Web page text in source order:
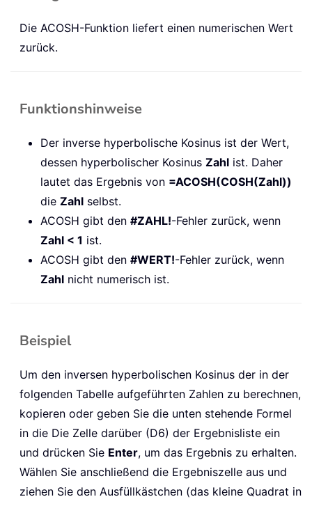
Die ACOSH-Funktion liefert einen numerischen Wert
zurück.
Funktionshinweise
Der inverse hyperbolische Kosinus ist der Wert,
dessen hyperbolischer Kosinus Zahl ist. Daher
lautet das Ergebnis von =ACOSH(COSH(Zahl))
die Zahl selbst.
ACOSH gibt den #ZAHL!-Fehler zurück, wenn
Zahl < 1 ist.
ACOSH gibt den #WERT!-Fehler zurück, wenn
Zahl nicht numerisch ist.
Beispiel
Um den inversen hyperbolischen Kosinus der in der
folgenden Tabelle aufgeführten Zahlen zu berechnen,
kopieren oder geben Sie die unten stehende Formel
in die Die Zelle darüber (D6) der Ergebnisliste ein
und drücken Sie Enter, um das Ergebnis zu erhalten.
Wählen Sie anschließend die Ergebniszelle aus und
ziehen Sie den Ausfüllkästchen (das kleine Quadrat in